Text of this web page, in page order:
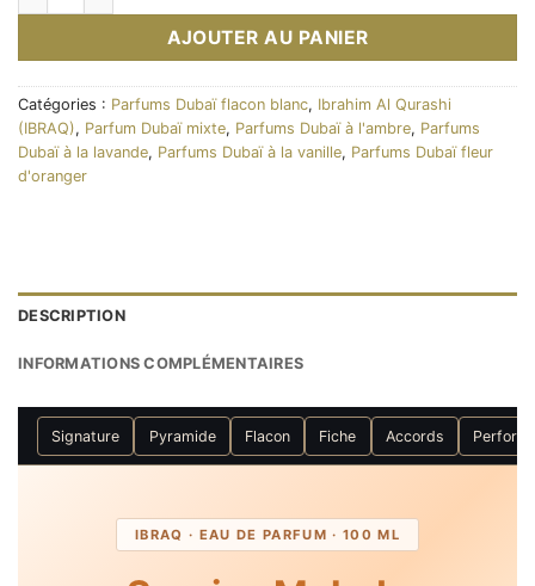
AJOUTER AU PANIER
Catégories : Parfums Dubaï flacon blanc, Ibrahim Al Qurashi
(IBRAQ), Parfum Dubaï mixte, Parfums Dubaï à l'ambre, Parfums
Dubaï à la lavande, Parfums Dubaï à la vanille, Parfums Dubaï fleur
d'oranger
DESCRIPTION
INFORMATIONS COMPLÉMENTAIRES
Signature Pyramide Flacon Fiche Accords
IBRAQ · EAU DE PARFUM · 100 ML